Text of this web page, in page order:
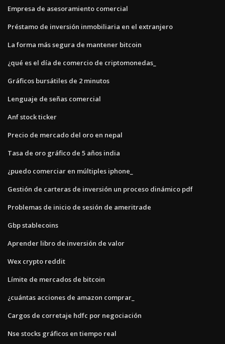
Empresa de asesoramiento comercial
Préstamo de inversión inmobiliaria en el extranjero
La forma más segura de mantener bitcoin
¿qué es el día de comercio de criptomonedas_
Gráficos bursátiles de 2 minutos
Lenguaje de señas comercial
Anf stock ticker
Precio de mercado del oro en nepal
Tasa de oro gráfico de 5 años india
¿puedo comerciar en múltiples iphone_
Gestión de carteras de inversión un proceso dinámico pdf
Problemas de inicio de sesión de ameritrade
Gbp stablecoins
Aprender libro de inversión de valor
Wex crypto reddit
Límite de mercados de bitcoin
¿cuántas acciones de amazon comprar_
Cargos de corretaje hdfc por negociación
Nse stocks gráficos en tiempo real